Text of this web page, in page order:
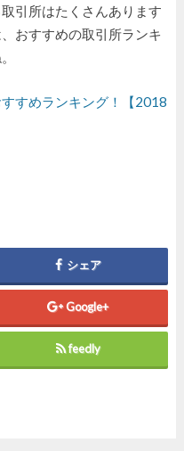
引所はたくさんあります
おすすめの取引所ランキ
すめランキング！【2018
シェア
Google+
feedly